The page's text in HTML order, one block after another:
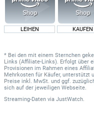
LEIHEN KAUFEN
* Bei den mit einem Sternchen
Links (Affiliate-Links). Erfolgt über
Provisionen im Rahmen eines
Mehrkosten für Käufer, unterstützt
Preise inkl. MwSt. und ggf.
sich auf der jeweiligen Webseite.
Streaming-Daten via JustWatch.